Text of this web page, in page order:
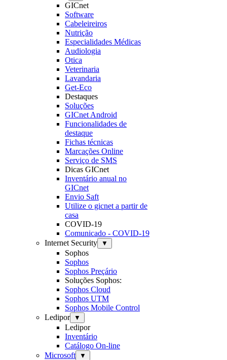
GICnet
Software
Cabeleireiros
Nutrição
Especialidades Médicas
Audiologia
Otica
Veterinaria
Lavandaria
Get-Eco
Destaques
Soluções
GICnet Android
Funcionalidades de
destaque
Fichas técnicas
Marcações Online
Serviço de SMS
Dicas GICnet
Inventário anual no
GICnet
Envio Saft
Utilize o gicnet a partir de
casa
COVID-19
Comunicado - COVID-19
Internet Security
▼
Sophos
Sophos
Sophos Preçário
Soluções Sophos:
Sophos Cloud
Sophos UTM
Sophos Mobile Control
Ledipor
▼
Ledipor
Inventário
Catálogo On-line
Microsoft
▼